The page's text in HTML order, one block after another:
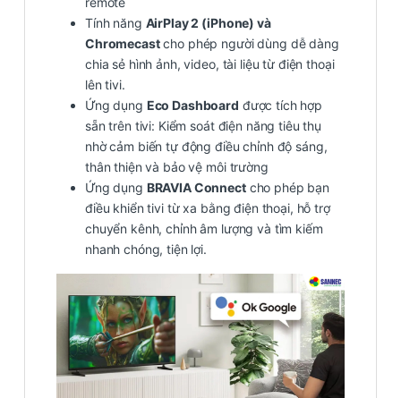
Tính năng AirPlay 2 (iPhone) và
Chromecastcho phép người dùng dễ dàng
chia sẻ hình ảnh, video, tài liệu từ điện thoại
lên tivi.
Ứng dụng Eco Dashboard được tích hợp
sẵn trên tivi: Kiểm soát điện năng tiêu thụ
nhờ cảm biến tự động điều chỉnh độ sáng,
thân thiện và bảo vệ môi trường
Ứng dụng BRAVIA Connectcho phép bạn
điều khiển tivi từ xa bằng điện thoại, hỗ trợ
chuyển kênh, chỉnh âm lượng và tìm kiếm
nhanh chóng, tiện lợi.